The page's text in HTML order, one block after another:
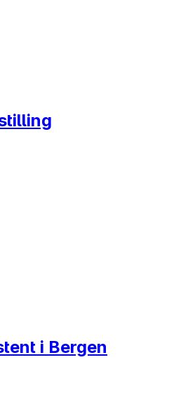
i Bergen